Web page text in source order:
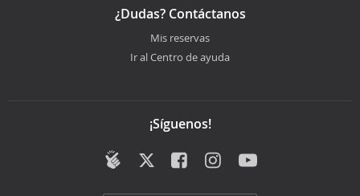
¿Dudas? Contáctanos
Mis reservas
Ir al Centro de ayuda
¡Síguenos!